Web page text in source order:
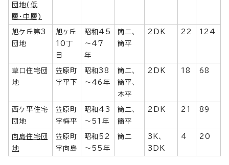
団地(低
層・中層)
旭ケ丘第3
団地
旭ヶ丘
10丁
目
昭和45
～47
年
簡二、
簡平
2DK 22 124
草口住宅団
地
笠原町
字平下
昭和38
～46年
簡二、
簡平、
木平
2DK 18 68
西ケ平住宅
団地
笠原町
字梅平
昭和43
～51年
簡二、
簡平
2DK 21 89
向島住宅団
地
笠原町
字向島
昭和52
～55年
簡二
3K、
3DK
4 20